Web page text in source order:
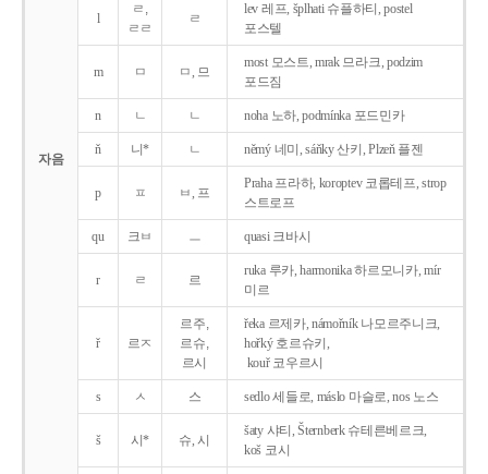
자음
l
ㄹ,
ㄹㄹ
ㄹ
lev 레프, šplhati 슈플하티, postel
포스텔
m ㅁ ㅁ, 므
most 모스트, mrak 므라크, podzim
포드짐
n ㄴ ㄴ noha 노하, podmínka 포드민카
ň 니* ㄴ němý 네미, sáňky 산키, Plzeň 플젠
p ㅍ ㅂ, 프
Praha 프라하, koroptev 코롭테프, strop
스트로프
qu 크ㅂ ㅡ quasi 크바시
r ㄹ 르
ruka 루카, harmonika 하르모니카, mír
미르
ř 르ㅈ
르주,
르슈,
르시
řeka 르제카, námořník 나모르주니크,
hořký 호르슈키,
kouř 코우르시
s ㅅ 스 sedlo 세들로, máslo 마슬로, nos 노스
š 시* 슈, 시
šaty 샤티, Šternberk 슈테른베르크,
koš 코시